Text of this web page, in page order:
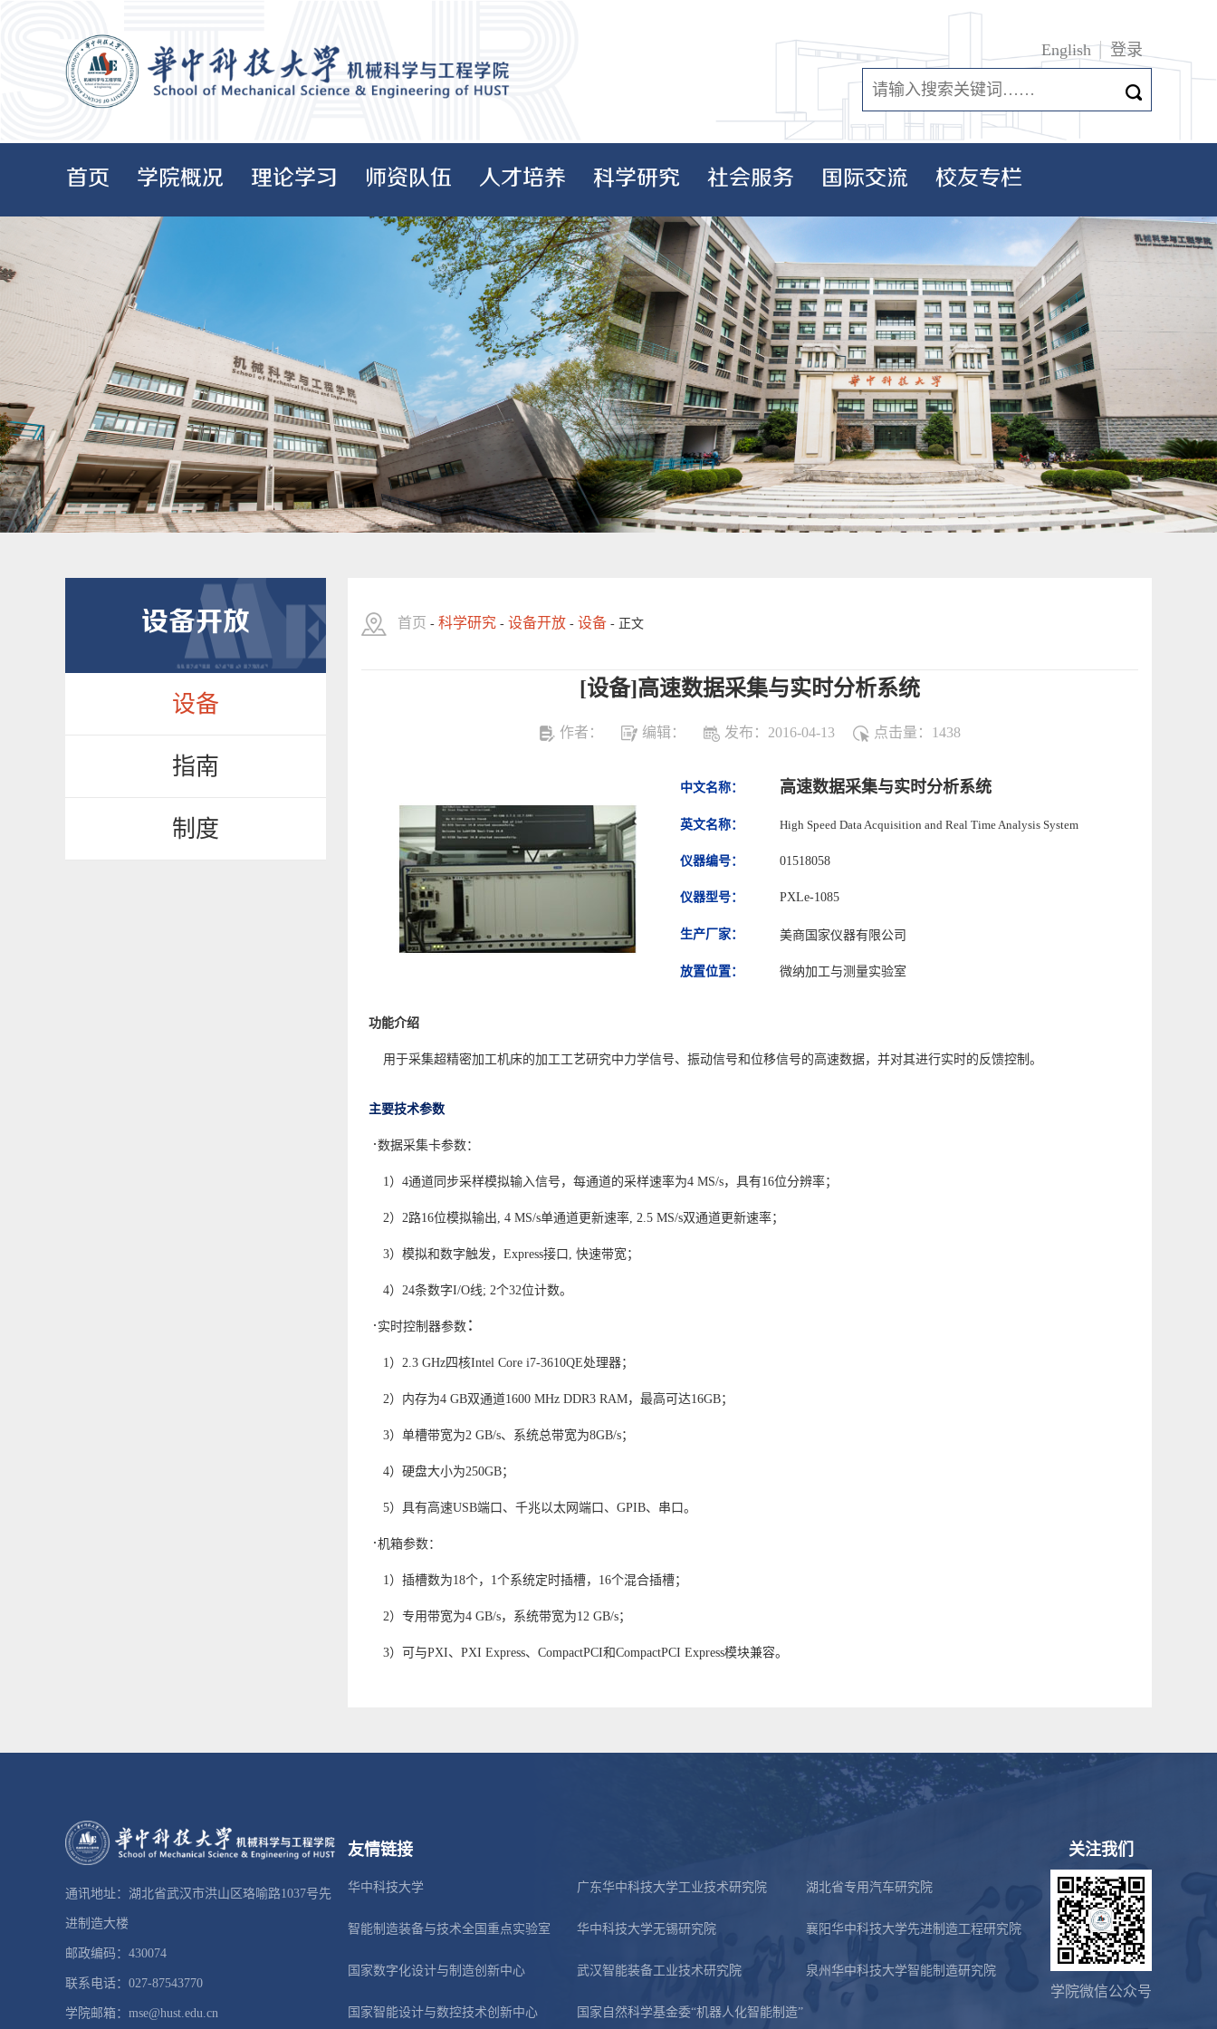
English 登录
首页 学院概况 理论学习 师资队伍 人才培养 科学研究 社会服务 国际交流 校友专栏
设备开放
设备
指南
制度
首页 - 科学研究 - 设备开放 - 设备 - 正文
[设备]高速数据采集与实时分析系统
作者： 编辑： 发布：2016-04-13 点击量： 1438
中文名称： 高速数据采集与实时分析系统
英文名称： High Speed Data Acquisition and Real Time Analysis System
仪器编号： 01518058
仪器型号： PXLe-1085
生产厂家： 美商国家仪器有限公司
放置位置： 微纳加工与测量实验室
功能介绍
用于采集超精密加工机床的加工工艺研究中力学信号、振动信号和位移信号的高速数据，并对其进行实时的反馈控制。
主要技术参数
·数据采集卡参数：
1）4通道同步采样模拟输入信号，每通道的采样速率为4 MS/s，具有16位分辨率；
2）2路16位模拟输出, 4 MS/s单通道更新速率, 2.5 MS/s双通道更新速率；
3）模拟和数字触发，Express接口, 快速带宽；
4）24条数字I/O线; 2个32位计数。
· 实时控制器参数 ：
1）2.3 GHz四核Intel Core i7-3610QE处理器；
2）内存为4 GB双通道1600 MHz DDR3 RAM，最高可达16GB；
3）单槽带宽为2 GB/s、系统总带宽为8GB/s；
4）硬盘大小为250GB；
5）具有高速USB端口、千兆以太网端口、GPIB、串口。
·机箱参数：
1）插槽数为18个，1个系统定时插槽，16个混合插槽；
2）专用带宽为4 GB/s，系统带宽为12 GB/s；
3）可与PXI、PXI Express、CompactPCI和CompactPCI Express模块兼容。
通讯地址：湖北省武汉市洪山区珞喻路1037号先
进制造大楼
邮政编码：430074
联系电话：027-87543770
学院邮箱：mse@hust.edu.cn
友情链接
华中科技大学 广东华中科技大学工业技术研究院 湖北省专用汽车研究院
智能制造装备与技术全国重点实验室 华中科技大学无锡研究院 襄阳华中科技大学先进制造工程研究院
国家数字化设计与制造创新中心 武汉智能装备工业技术研究院 泉州华中科技大学智能制造研究院
国家智能设计与数控技术创新中心 国家自然科学基金委“机器人化智能制造”
关注我们
学院微信公众号